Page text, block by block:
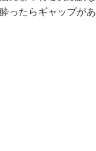
ったらギャップがあ